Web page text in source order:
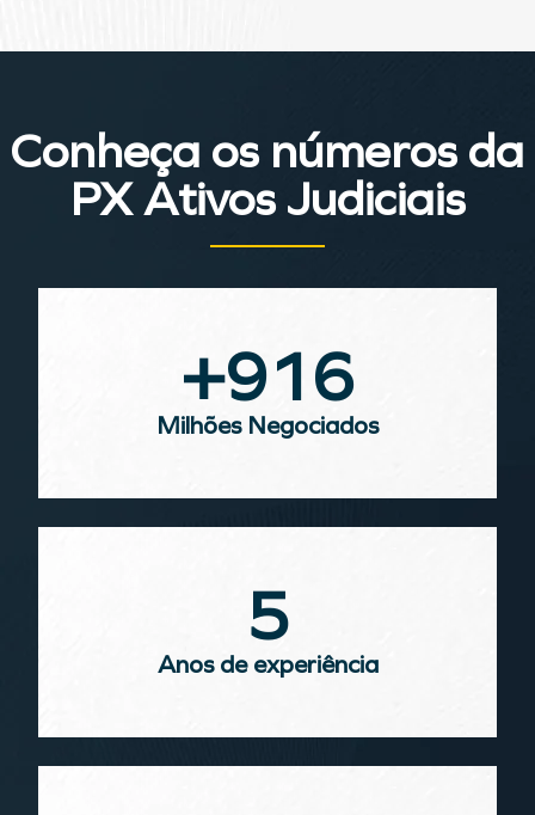
Conheça os números da
PX Ativos Judiciais
Milhões Negociados
+916
Anos de experiência
5